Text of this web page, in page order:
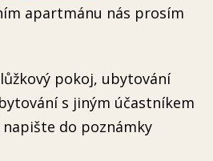
apartmánu nás prosím
pokoj, ubytování
s jiným účastníkem
do poznámky